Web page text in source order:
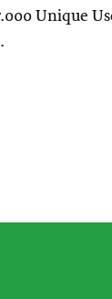
Unique